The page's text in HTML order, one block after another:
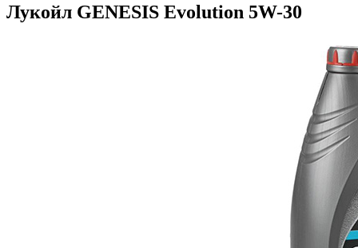
Лукойл GENESIS Evolution 5W-30